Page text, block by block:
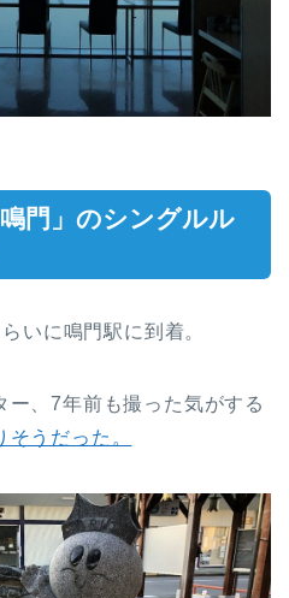
門」のシングルル
いに鳴門駅に到着。
ー、7年前も撮った気がする
そうだった。